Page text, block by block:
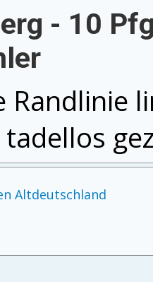
- 10
Randlinie
Altdeutschland